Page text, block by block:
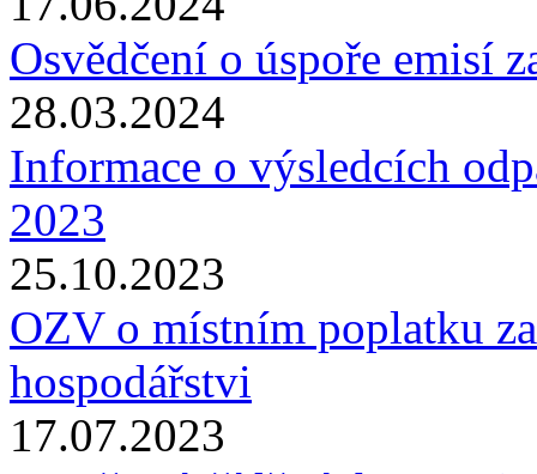
Osvědčení o úspoře emisí
28.03.2024
Informace o výsledcích
2023
25.10.2023
OZV o místním poplatku
hospodářstvi
17.07.2023